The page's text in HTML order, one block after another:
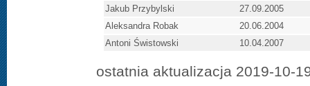
Jakub Przybylski
27.09.2005
Aleksandra Robak
20.06.2004
Antoni Świstowski
10.04.2007
ostatnia aktualizacja 2019-10-